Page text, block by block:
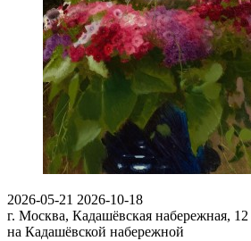
2026-05-21 2026-10-18
г. Москва, Кадашёвская набережная, 12
на Кадашёвской набережной